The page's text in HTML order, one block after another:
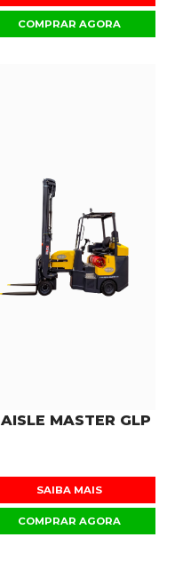
COMPRAR AGORA
AISLE MASTER GLP
SAIBA MAIS
COMPRAR AGORA